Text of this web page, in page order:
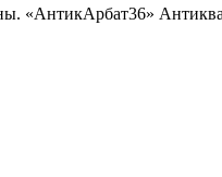
«АнтикАрбат36»